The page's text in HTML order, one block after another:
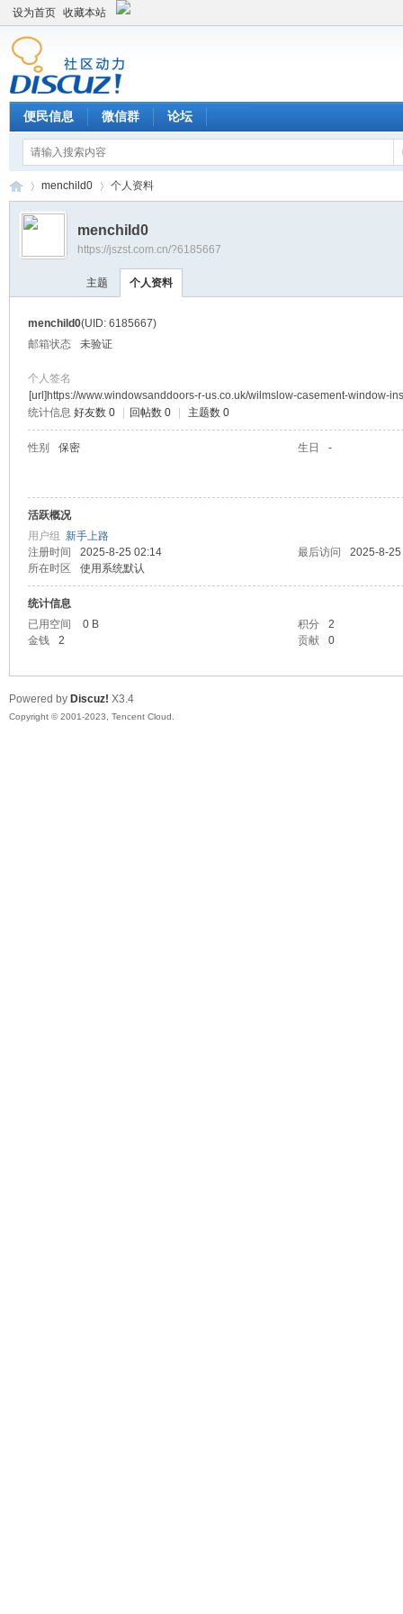
设为首页 收藏本站
便民信息 微信群 论坛
›
menchild0 个人资料
menchild0
https://jszst.com.cn/?6185667
主题 个人资料
menchild0(UID: 6185667)
邮箱状态
未验证
个人签名
[url]https://www.windowsanddoors-r-us.co.uk/wilmslow-casement-window-
统计信息 好友数 0 回帖数 0 主题数 0
性别 保密 生日 -
活跃概况
用户组 新手上路
注册时间
2025-8-25 02:14 最后访问
2025-8-
所在时区
使用系统默认
统计信息
已用空间
0 B 积分
2
金钱
2 贡献 0
Powered by Discuz! X3.4
Copyright © 2001-2023, Tencent Cloud.